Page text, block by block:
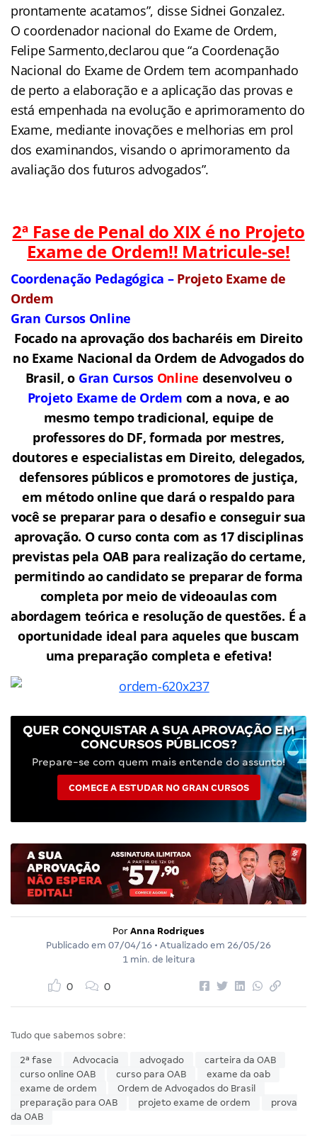
prontamente acatamos”, disse Sidnei Gonzalez.
O coordenador nacional do Exame de Ordem,
Felipe Sarmento,declarou que “a Coordenação
Nacional do Exame de Ordem tem acompanhado
de perto a elaboração e a aplicação das provas e
está empenhada na evolução e aprimoramento do
Exame, mediante inovações e melhorias em prol
dos examinandos, visando o aprimoramento da
avaliação dos futuros advogados”.
2ª Fase de Penal do XIX é no Projeto
Exame de Ordem!! Matricule-se!
Coordenação Pedagógica – Projeto Exame de
Ordem
Gran Cursos Online
Focado na aprovação dos bacharéis em Direito
no Exame Nacional da Ordem de Advogados do
Brasil, o Gran Cursos Online desenvolveu o
Projeto Exame de Ordem com a nova, e ao
mesmo tempo tradicional, equipe de
professores do DF, formada por mestres,
doutores e especialistas em Direito, delegados,
defensores públicos e promotores de justiça,
em método online que dará o respaldo para
você se preparar para o desafio e conseguir sua
aprovação. O curso conta com as 17 disciplinas
previstas pela OAB para realização do certame,
permitindo ao candidato se preparar de forma
completa por meio de videoaulas com
abordagem teórica e resolução de questões. É a
oportunidade ideal para aqueles que buscam
uma preparação completa e efetiva!
QUER CONQUISTAR A SUA APROVAÇÃO EM
CONCURSOS PÚBLICOS?
Prepare-se com quem mais entende do assunto!
COMECE A ESTUDAR NO GRAN CURSOS
Por Anna Rodrigues
Publicado em 07/04/16 • Atualizado em 26/05/26
1 min. de leitura
0 0
Tudo que sabemos sobre:
2ª fase Advocacia advogado
carteira da OAB
curso online OAB
curso para OAB
exame da oab
exame de ordem
Ordem de Advogados do Brasil
preparação para OAB
projeto exame de ordem
prova
da OAB